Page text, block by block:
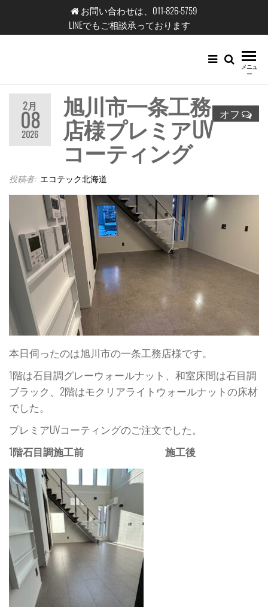
テ
へ
お問い合わせは、011-826-5759
LINEでもご相談承っております
コ
テ
ッ
ク
海
道
メニュ
ー
2月
08
2026
オフ
旭川市一条工務
店様プレミアUV
コーティング
投稿者: エコテック北海道
本日伺ったのは旭川市の一条工務店様です。
1階は石目調グレーウォールナット、和室床間は石目調
ブラック、2階はモクリアライトウォールナットの床材
でした。
プレミアUVコーティングのご注文でした。
1階石目調施工前 施工後